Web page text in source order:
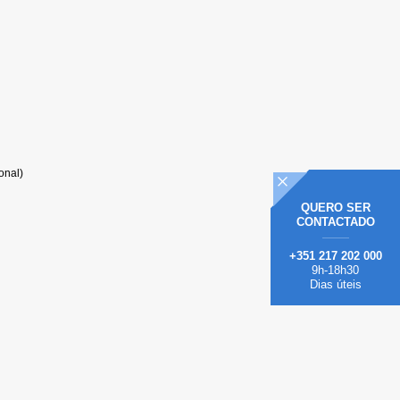
QUERO SER
CONTACTADO
+351 217 202 000
9h-18h30
Dias úteis